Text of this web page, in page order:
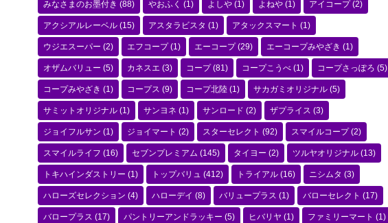
みなさまのお墨付き (88) やおふく (1) よしや (1) よねや (1) アイコープ(2)
アクシアルレーベル (15) アスタラビスタ (1) アタックスマート (1)
ウジエスーパー (2) エフコープ(1) エーコープ(29) エーコープみやざき (1)
オザムバリュー (5) カネスエ (3) コープ(81) コープこうべ (1) コープさっぽろ (5)
コープみやざき (1) コープス (9) コープ北陸 (1) サカガミオリジナル (5)
サミットオリジナル (1) サンヨネ (1) サンロード (2) ザプライス (3)
ジョイフルサン (1) ジョイマート (2) スターセレクト (92) スマイルコープ(2)
スマイルライフ (16) セブンプレミアム (145) タイヨー (2) ツルヤオリジナル (13)
トキハインダストリー (1) トップバリュ (412) トライアル (16) ニシムタ (3)
ハローズセレクション (4) ハローデイ (8) バリュープラス (1) バローセレクト (17)
バロープラス (17) パントリーアンドラッキー (5) ヒバリヤ (1) ファミリーマート (1)